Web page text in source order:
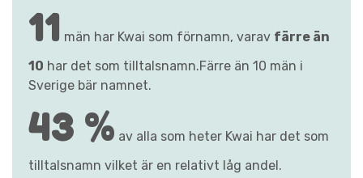
11 män har Kwai som förnamn, varav färre än
10 har det som tilltalsnamn.Färre än 10 män i
Sverige bär namnet.
43 % av alla som heter Kwai har det som
tilltalsnamn vilket är en relativt låg andel.